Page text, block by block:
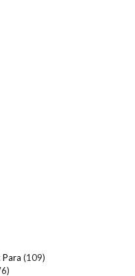
(109)